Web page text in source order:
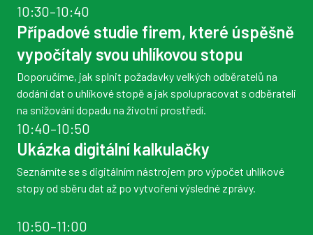
10:30–10:40
Případové studie firem, které úspěšně
vypočítaly svou uhlíkovou stopu
Doporučíme, jak splnit požadavky velkých odběratelů na
dodání dat o uhlíkové stopě a jak spolupracovat s odběrateli
na snižování dopadu na životní prostředí.
10:40–10:50
Ukázka digitální kalkulačky
Seznámíte se s digitálním nástrojem pro výpočet uhlíkové
stopy od sběru dat až po vytvoření výsledné zprávy.
10:50–11:00